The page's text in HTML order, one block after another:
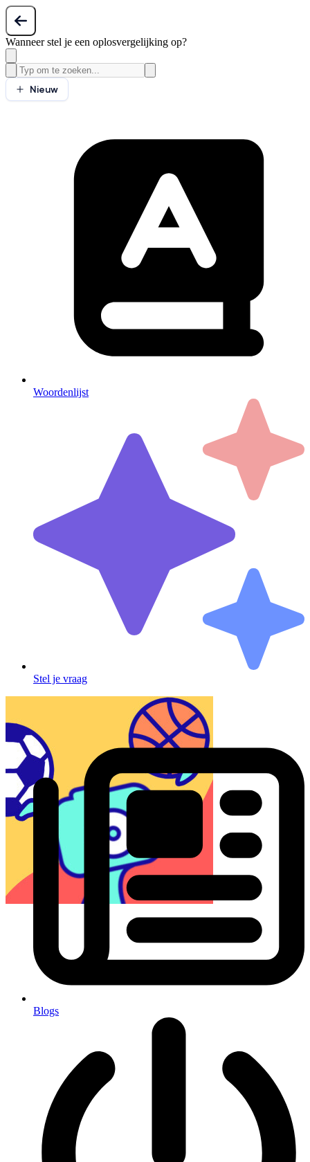
Wanneer stel je een oplosvergelijking op?
Nieuw
Woordenlijst
Stel je vraag
Blogs